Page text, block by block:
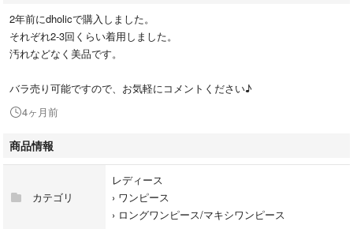
2年前にdholicで購入しました。
それぞれ2-3回くらい着用しました。
汚れなどなく美品です。
バラ売り可能ですので、お気軽にコメントください♪
4ヶ月前
商品情報
カテゴリ
レディース
› ワンピース
› ロングワンピース/マキシワンピース